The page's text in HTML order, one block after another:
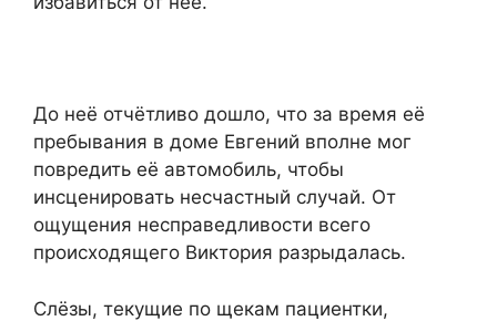
До неё отчётливо дошло, что за время её
пребывания в доме Евгений вполне мог
повредить её автомобиль, чтобы
инсценировать несчастный случай. От
ощущения несправедливости всего
происходящего Виктория разрыдалась.
Слёзы, текущие по щекам пациентки,